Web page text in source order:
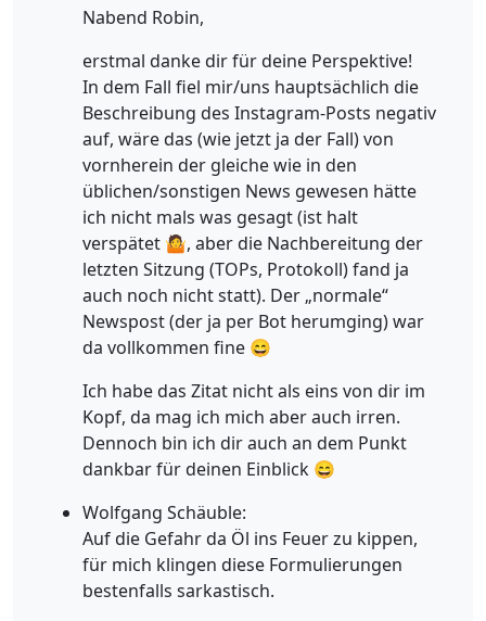
Nabend Robin,
erstmal danke dir für deine Perspektive!
In dem Fall fiel mir/uns hauptsächlich die
Beschreibung des Instagram-Posts negativ
auf, wäre das (wie jetzt ja der Fall) von
vornherein der gleiche wie in den
üblichen/sonstigen News gewesen hätte
ich nicht mals was gesagt (ist halt
verspätet 🤷, aber die Nachbereitung der
letzten Sitzung (TOPs, Protokoll) fand ja
auch noch nicht statt). Der „normale“
Newspost (der ja per Bot herumging) war
da vollkommen fine 😄
Ich habe das Zitat nicht als eins von dir im
Kopf, da mag ich mich aber auch irren.
Dennoch bin ich dir auch an dem Punkt
dankbar für deinen Einblick 😄
Wolfgang Schäuble:
Auf die Gefahr da Öl ins Feuer zu kippen,
für mich klingen diese Formulierungen
bestenfalls sarkastisch.